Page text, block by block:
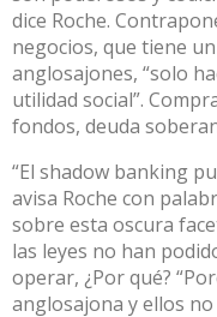
dice Roche.
negocios, que tiene
anglosajones, “solo
utilidad social”.
fondos, deuda
“El shadow banking
avisa Roche con
sobre esta oscura
las leyes no han
operar, ¿Por qué?
anglosajona y ellos